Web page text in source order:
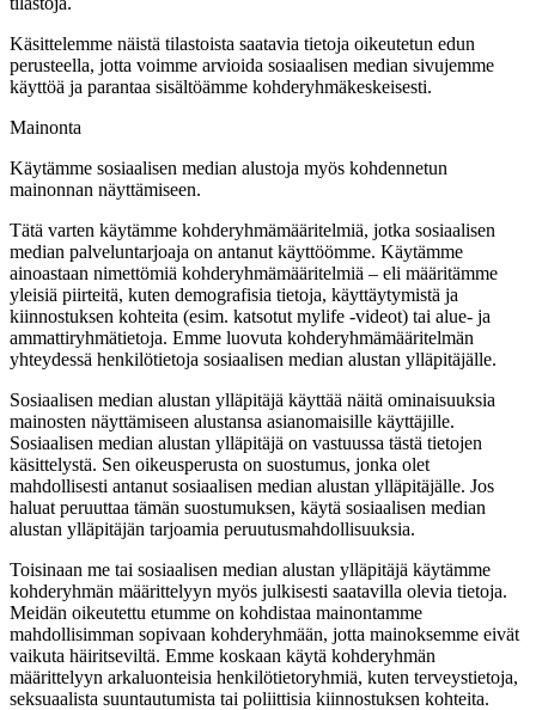
Käsittelemme näistä tilastoista saatavia tietoja oikeutetun edun
perusteella, jotta voimme arvioida sosiaalisen median sivujemme
käyttöä ja parantaa sisältöämme kohderyhmäkeskeisesti.
Mainonta
Käytämme sosiaalisen median alustoja myös kohdennetun
mainonnan näyttämiseen.
Tätä varten käytämme kohderyhmämääritelmiä, jotka sosiaalisen
median palveluntarjoaja on antanut käyttöömme. Käytämme
ainoastaan nimettömiä kohderyhmämääritelmiä – eli määritämme
yleisiä piirteitä, kuten demografisia tietoja, käyttäytymistä ja
kiinnostuksen kohteita (esim. katsotut mylife -videot) tai alue- ja
ammattiryhmätietoja. Emme luovuta kohderyhmämääritelmän
yhteydessä henkilötietoja sosiaalisen median alustan ylläpitäjälle.
Sosiaalisen median alustan ylläpitäjä käyttää näitä ominaisuuksia
mainosten näyttämiseen alustansa asianomaisille käyttäjille.
Sosiaalisen median alustan ylläpitäjä on vastuussa tästä tietojen
käsittelystä. Sen oikeusperusta on suostumus, jonka olet
mahdollisesti antanut sosiaalisen median alustan ylläpitäjälle. Jos
haluat peruuttaa tämän suostumuksen, käytä sosiaalisen median
alustan ylläpitäjän tarjoamia peruutusmahdollisuuksia.
Toisinaan me tai sosiaalisen median alustan ylläpitäjä käytämme
kohderyhmän määrittelyyn myös julkisesti saatavilla olevia tietoja.
Meidän oikeutettu etumme on kohdistaa mainontamme
mahdollisimman sopivaan kohderyhmään, jotta mainoksemme eivät
vaikuta häiritseviltä. Emme koskaan käytä kohderyhmän
määrittelyyn arkaluonteisia henkilötietoryhmiä, kuten terveystietoja,
seksuaalista suuntautumista tai poliittisia kiinnostuksen kohteita.